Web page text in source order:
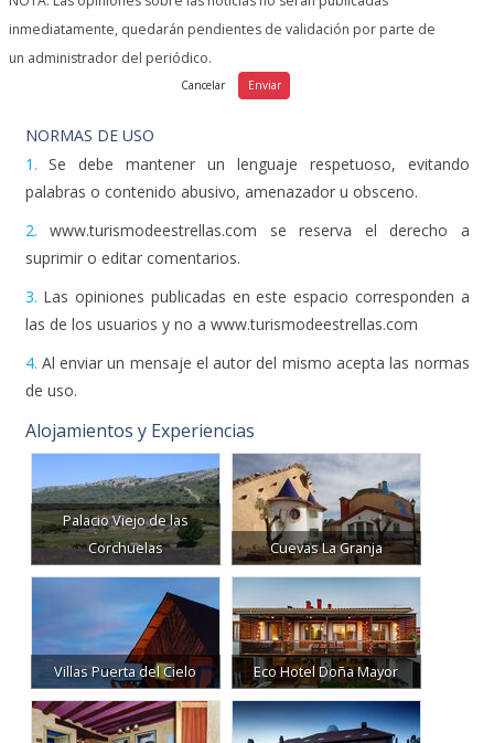
2.www.turismodeestrellas.com se reserva el derecho a
3.Las opiniones publicadas en este espacio corresponden a
4.Al enviar un mensaje el autor del mismo acepta las normas
Alojamientos y Experiencias
Palacio Viejo de las
Corchuelas
Cuevas La Granja
Villas Puerta del Cielo Eco Hotel Doña Mayor